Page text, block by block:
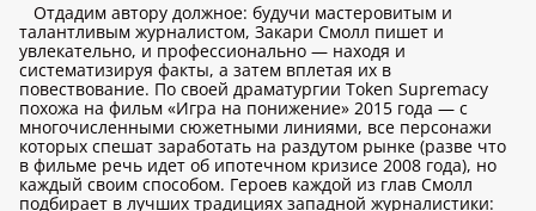
Отдадим автору должное: будучи мастеровитым и
талантливым журналистом, Закари Смолл пишет и
увлекательно, и профессионально — находя и
систематизируя факты, а затем вплетая их в
повествование. По своей драматургии Token Supremacy
похожа на фильм «Игра на понижение» 2015 года — с
многочисленными сюжетными линиями, все персонажи
которых спешат заработать на раздутом рынке (разве что
в фильме речь идет об ипотечном кризисе 2008 года), но
каждый своим способом. Героев каждой из глав Смолл
подбирает в лучших традициях западной журналистики: